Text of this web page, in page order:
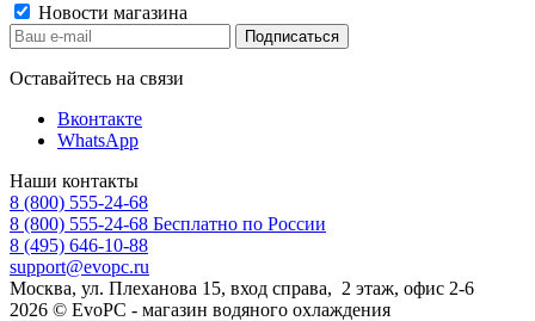
Новости магазина
Оставайтесь на связи
Вконтакте
WhatsApp
Наши контакты
8 (800) 555-24-68
8 (800) 555-24-68 Бесплатно по России
8 (495) 646-10-88
support@evopc.ru
Москва, ул. Плеханова 15, вход справа, 2 этаж, офис 2-6
2026 © EvoPC - магазин водяного охлаждения